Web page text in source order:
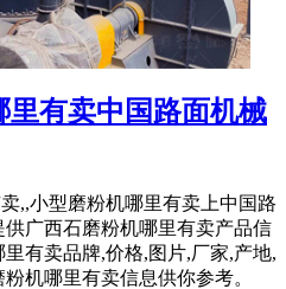
里有卖中国路面机械
,,小型磨粉机哪里有卖上中国路
广西石磨粉机哪里有卖产品信
有卖品牌,价格,图片,厂家,产地,
机哪里有卖信息供你参考。